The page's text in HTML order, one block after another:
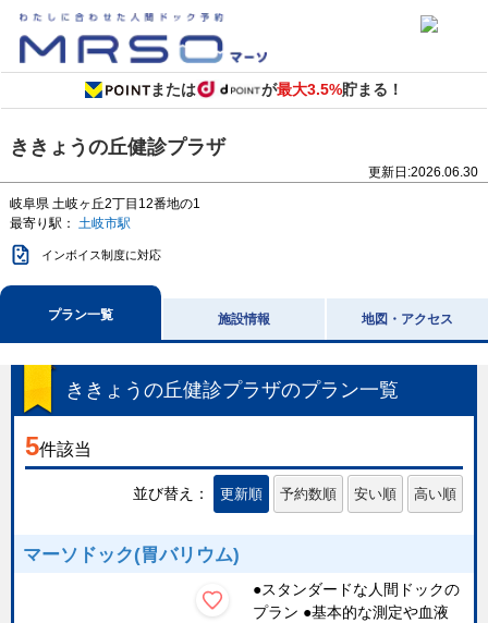
または が最大3.5%貯まる！
ききょうの丘健診プラザ
更新日:2026.06.30
岐阜県 土岐ヶ丘2丁目12番地の1
最寄り駅： 土岐市駅
インボイス制度に対応
プラン一覧 施設情報 地図・アクセス
ききょうの丘健診プラザのプラン一覧
5件該当
並び替え： 更新順 予約数順 安い順 高い順
マーソドック(胃バリウム)
●スタンダードな人間ドックの
プラン ●基本的な測定や血液